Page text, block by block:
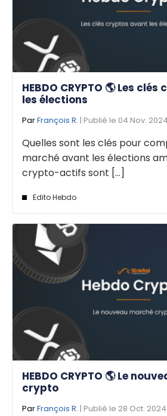
HEBDO CRYPTO 🌎 Les
les élections
ParFrançois R. | Publié le 04 Nov. 2024
Quelles sont les clés pour
marché avant les élections
crypto-actifs sont [...]
Edito Hebdo
HEBDO CRYPTO 🌎 Le
crypto
ParFrançois R. | Publié le 28 Oct. 2024